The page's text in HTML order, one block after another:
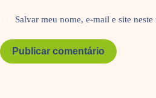
Salvar meu nome, e-mail e site
Publicar comentário